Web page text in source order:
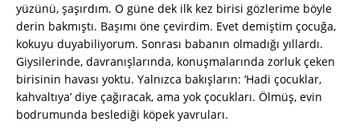
yüzünü, şaşırdım. O güne dek ilk kez birisi gözlerime böyle
derin bakmıştı. Başımı öne çevirdim. Evet demiştim çocuğa,
kokuyu duyabiliyorum. Sonrası babanın olmadığı yıllardı.
Giysilerinde, davranışlarında, konuşmalarında zorluk çeken
birisinin havası yoktu. Yalnızca bakışların: ‘Hadi çocuklar,
kahvaltıya’ diye çağıracak, ama yok çocukları. Ölmüş, evin
bodrumunda beslediği köpek yavruları.